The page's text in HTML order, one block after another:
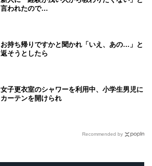
言われたので…
お持ち帰りですかと聞かれ「いえ、あの…」と
返そうとしたら
女子更衣室のシャワーを利用中、小学生男児に
カーテンを開けられ
Recommended by